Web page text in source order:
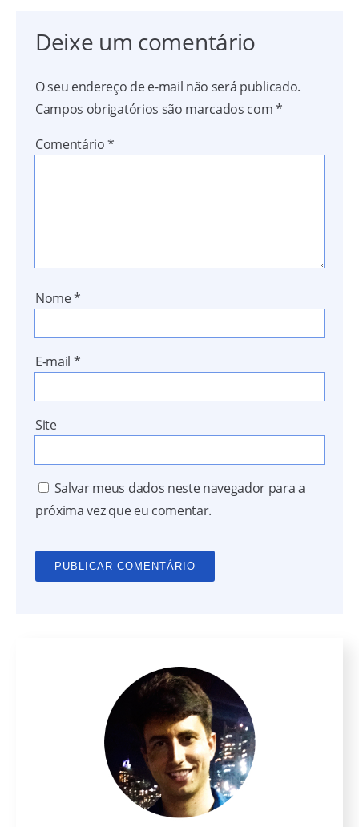
Deixe um comentário
O seu endereço de e-mail não será publicado.
Campos obrigatórios são marcados com*
Comentário*
Nome*
E-mail *
Site
Salvar meus dados neste navegador para a
próxima vez que eu comentar.